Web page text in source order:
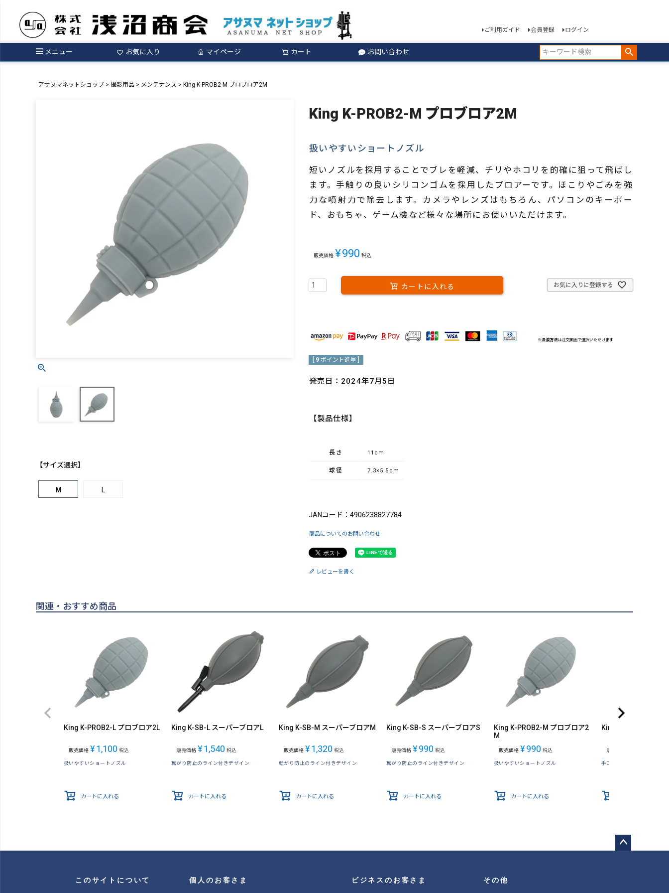
ご利用ガイド 会員登録 ログイン
メニュー お気に入り マイページ カート お問い合わせ
検索
アサヌマネットショップ 撮影用品 メンテナンス King K-PROB2-M プロブロア2M
【サイズ選択】
M L
King K-PROB2-M プロブロア2M
扱いやすいショートノズル
短いノズルを採用することでブレを軽減、チリやホコリを的確に狙って飛ばし
ます。手触りの良いシリコンゴムを採用したブロアーです。ほこりやごみを強
力な噴射力で除去します。カメラやレンズはもちろん、パソコンのキーボー
ド、おもちゃ、ゲーム機など様々な場所にお使いいただけます。
販売価格 ¥990 税込
お気に入りに登録する
カートに入れる
※決済方法は注文画面で選択いただけます
9 ポイント進呈 ]
発売日：2024年7月5日
【製品仕様】
長さ 11cm
球径 7.3×5.5cm
JANコード：4906238827784
商品についてのお問い合わせ
レビューを書く
関連・おすすめ商品
King K-PROB2-L プロブロア2L
販売価格 ¥1,100 税込
扱いやすいショートノズル
カートに入れる
King K-SB-L スーパーブロアL
販売価格 ¥1,540 税込
転がり防止のライン付きデザイン
カートに入れる
King K-SB-M スーパーブロアM
販売価格 ¥1,320 税込
転がり防止のライン付きデザイン
カートに入れる
King K-SB-S スーパーブロアS
販売価格 ¥990 税込
転がり防止のライン付きデザイン
カートに入れる
King K-PROB2-M プロブロア2
M
販売価格 ¥990 税込
扱いやすいショートノズル
カートに入れる
King K-EB-M イージ
販売価格
手ごろなサイズで携帯が容易
このサイトについて 個人のお客さま ビジネスのお客さま その他